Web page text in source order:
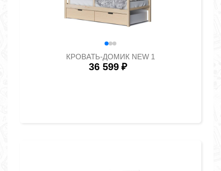
КРОВАТЬ-ДОМИК NEW 1
36 599 ₽